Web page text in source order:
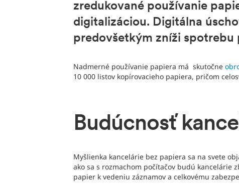
zredukované používanie
digitalizáciou. Digitálna
predovšetkým zníži spotrebu
Nadmerné používanie papiera má skutočne
10 000 listov kopírovacieho papiera, pričom
Budúcnosť
Myšlienka kancelárie bez papiera sa na svete
ako sa s rozmachom počítačov budú kancelárie
papier k vedeniu záznamov a celkovému